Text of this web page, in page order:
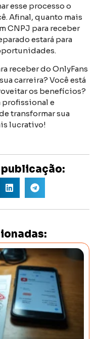
esse processo o
Afinal, quanto mais
CNPJ para receber
estará para
receber do OnlyFans
carreira? Você está
os benefícios?
profissional e
transformar sua
lucrativo!